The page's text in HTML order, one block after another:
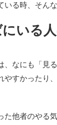
いる時、そん
いる
なにも「見
やすかったり
他者のやる